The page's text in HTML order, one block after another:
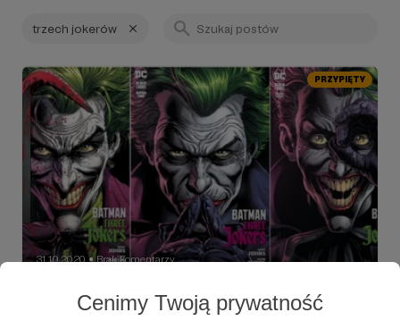
Cenimy Twoją prywatność
trzech jokerów
PRZYPIĘTY
31.10.2020 ● Brak komentarzy
RECENZJA „Trzech Jokerów”: kreatywna